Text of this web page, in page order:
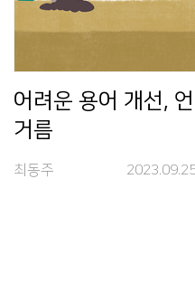
어려운 용어 개선,
거름
최동주